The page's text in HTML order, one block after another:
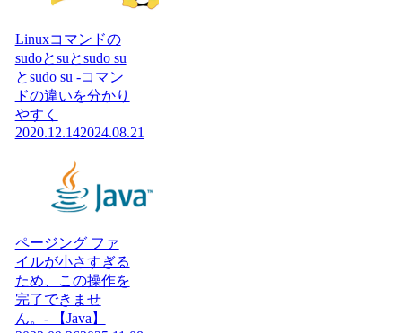
Linuxコマンドの
sudoとsuとsudo su
とsudo su -コマン
ドの違いを分かり
やすく
2020.12.142024.08.21
ページング ファ
イルが小さすぎる
ため、この操作を
完了できませ
ん。- 【Java】